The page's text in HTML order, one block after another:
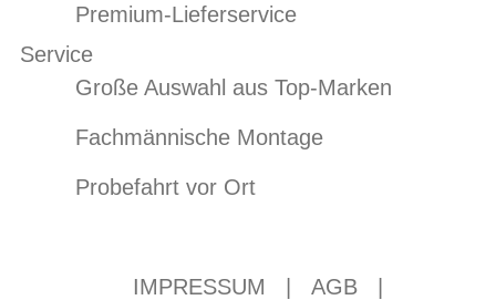
Premium-Lieferservice
Service
Große Auswahl aus Top-Marken
Fachmännische Montage
Probefahrt vor Ort
IMPRESSUM AGB